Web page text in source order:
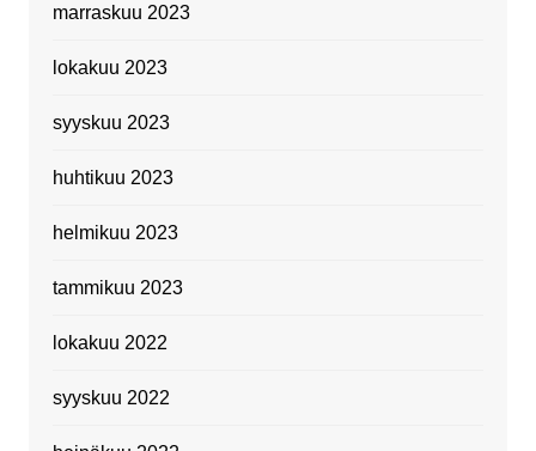
marraskuu 2023
lokakuu 2023
syyskuu 2023
huhtikuu 2023
helmikuu 2023
tammikuu 2023
lokakuu 2022
syyskuu 2022